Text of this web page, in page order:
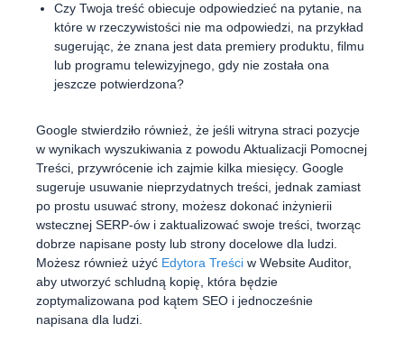
Czy Twoja treść obiecuje odpowiedzieć na pytanie, na
które w rzeczywistości nie ma odpowiedzi, na przykład
sugerując, że znana jest data premiery produktu, filmu
lub programu telewizyjnego, gdy nie została ona
jeszcze potwierdzona?
Google stwierdziło również, że jeśli witryna straci pozycje
w wynikach wyszukiwania z powodu Aktualizacji Pomocnej
Treści, przywrócenie ich zajmie kilka miesięcy. Google
sugeruje usuwanie nieprzydatnych treści, jednak zamiast
po prostu usuwać strony, możesz dokonać inżynierii
wstecznej SERP-ów i zaktualizować swoje treści, tworząc
dobrze napisane posty lub strony docelowe dla ludzi.
Możesz również użyć Edytora Treści w Website Auditor,
aby utworzyć schludną kopię, która będzie
zoptymalizowana pod kątem SEO i jednocześnie
napisana dla ludzi.